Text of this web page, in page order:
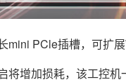
mini PCle插槽，可扩
将增加损耗，该工控